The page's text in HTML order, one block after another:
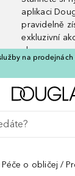
aplikaci
pravidelně
exkluzivní
slevy
na
Péče o obličej